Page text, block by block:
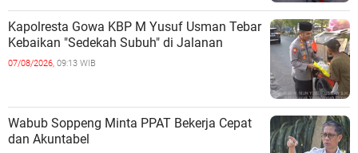
Kapolresta Gowa KBP M Yusuf Usman Tebar
Kebaikan "Sedekah Subuh" di Jalanan ‎
07/08/2026, 09:13 WIB
Wabub Soppeng Minta PPAT Bekerja Cepat
dan Akuntabel ‎